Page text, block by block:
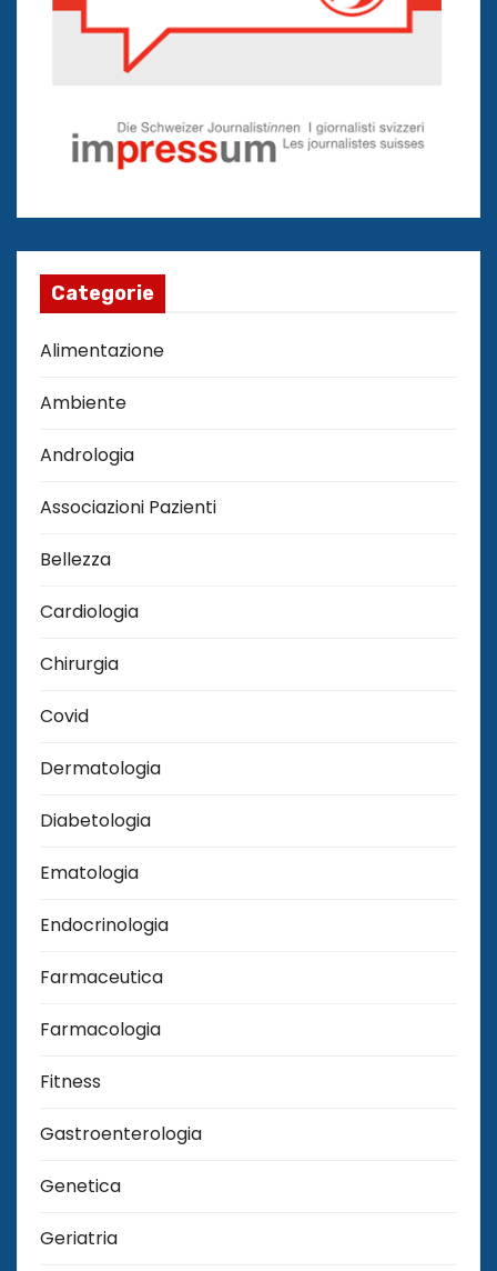
Categorie
Alimentazione
Ambiente
Andrologia
Associazioni Pazienti
Bellezza
Cardiologia
Chirurgia
Covid
Dermatologia
Diabetologia
Ematologia
Endocrinologia
Farmaceutica
Farmacologia
Fitness
Gastroenterologia
Genetica
Geriatria